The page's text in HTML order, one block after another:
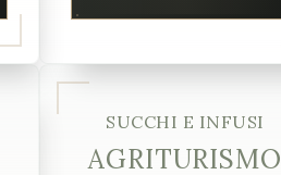
SUCCHI E INFUSI
AGRITURISMO